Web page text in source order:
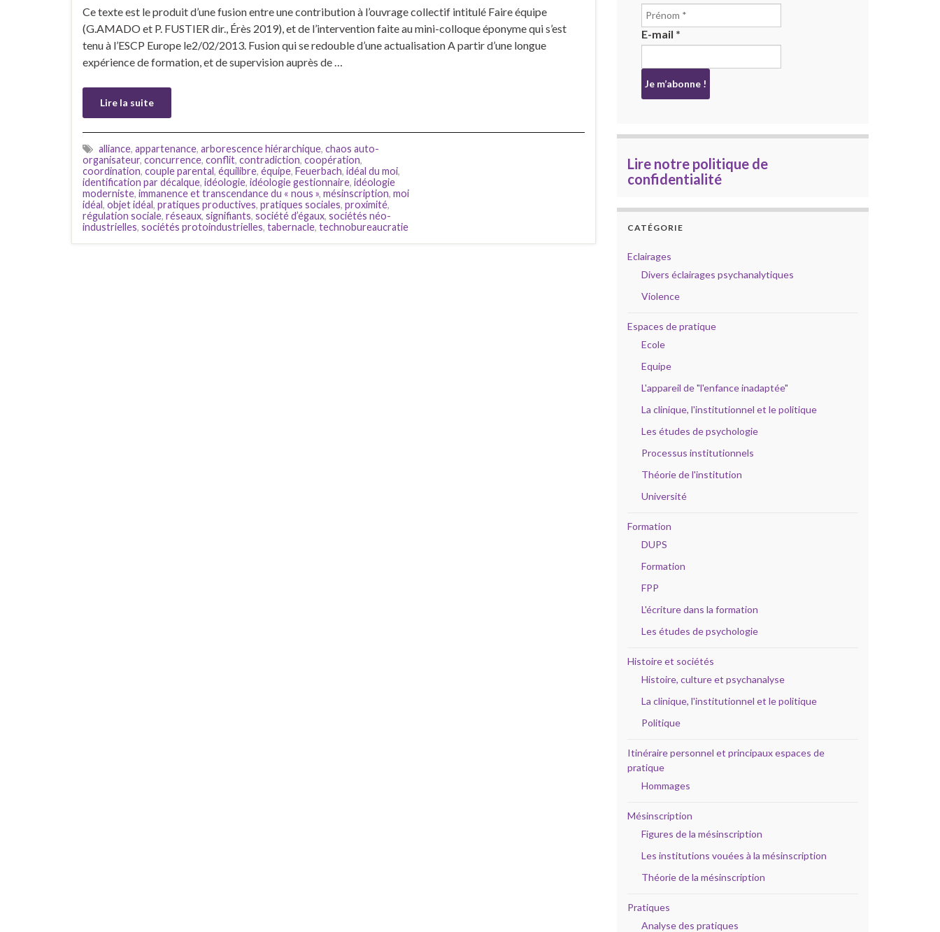
Ce texte est le produit d’une fusion entre une contribution à l’ouvrage collectif intitulé Faire équipe
(G.AMADO et P. FUSTIER dir., Érès 2019), et de l’intervention faite au mini-colloque éponyme qui s’est
tenu à l’ESCP Europe le2/02/2013. Fusion qui se redouble d’une actualisation A partir d’une longue
expérience de formation, et de supervision auprès de …
Lire la suite
alliance, appartenance, arborescence hiérarchique, chaos auto-
organisateur, concurrence, conflit, contradiction, coopération,
coordination, couple parental, équilibre, équipe, Feuerbach, idéal du moi,
identification par décalque, idéologie, idéologie gestionnaire, idéologie
moderniste, immanence et transcendance du « nous », mésinscription, moi
idéal, objet idéal, pratiques productives, pratiques sociales, proximité,
régulation sociale, réseaux, signifiants, société d’égaux, sociétés néo-
industrielles, sociétés protoindustrielles, tabernacle, technobureaucratie
E-mail *
Lire notre politique de
confidentialité
CATÉGORIE
Eclairages
Divers éclairages psychanalytiques
Violence
Espaces de pratique
Ecole
Equipe
L'appareil de "l'enfance inadaptée"
La clinique, l'institutionnel et le politique
Les études de psychologie
Processus institutionnels
Théorie de l'institution
Université
Formation
DUPS
Formation
FPP
L'écriture dans la formation
Les études de psychologie
Histoire et sociétés
Histoire, culture et psychanalyse
La clinique, l'institutionnel et le politique
Politique
Itinéraire personnel et principaux espaces de
pratique
Hommages
Mésinscription
Figures de la mésinscription
Les institutions vouées à la mésinscription
Théorie de la mésinscription
Pratiques
Analyse des pratiques